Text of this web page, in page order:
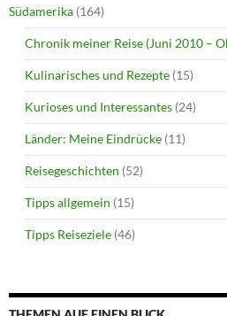
Südamerika (164)
Chronik meiner Reise (Juni 2010 –
Kulinarisches und Rezepte (15)
Kurioses und Interessantes (24)
Länder: Meine Eindrücke (11)
Reisegeschichten (52)
Tipps allgemein (15)
Tipps Reiseziele (46)